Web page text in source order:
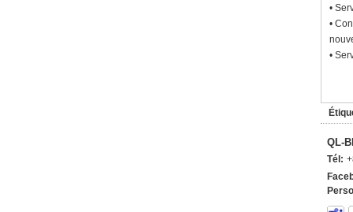
•
•
•
QL-
Tél: